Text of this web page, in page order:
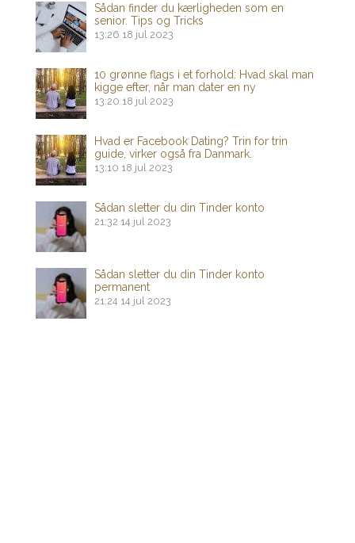
Sådan finder du kærligheden som en
senior. Tips og Tricks
13:26 18 jul 2023
10 grønne flags i et forhold: Hvad skal man
kigge efter, når man dater en ny
13:20 18 jul 2023
Hvad er Facebook Dating? Trin for trin
guide, virker også fra Danmark.
13:10 18 jul 2023
Sådan sletter du din Tinder konto
21:32 14 jul 2023
Sådan sletter du din Tinder konto
permanent
21:24 14 jul 2023